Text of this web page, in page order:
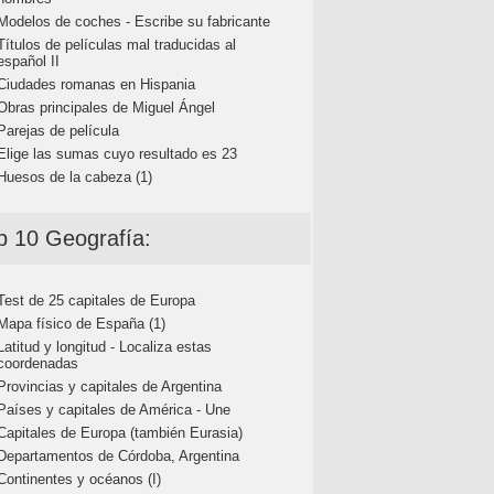
de coches - Escribe su fabricante
de películas mal traducidas al
II
romanas en Hispania
principales de Miguel Ángel
de película
las sumas cuyo resultado es 23
de la cabeza (1)
10 Geografía:
de 25 capitales de Europa
físico de España (1)
y longitud - Localiza estas
y capitales de Argentina
y capitales de América - Une
de Europa (también Eurasia)
de Córdoba, Argentina
y océanos (I)